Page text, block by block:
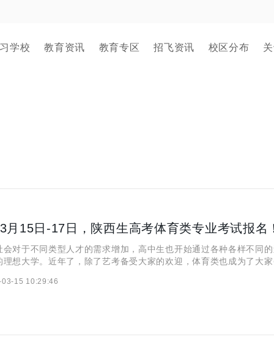
学校 教育资讯 教育专区 招飞资讯 校区分布
月15日-17日，陕西生高考体育类专业考试报名！
于不同类型人才的需求增加，高中生也开始通过各种各样不同的
理想大学。近年了，除了艺考备受大家的欢迎，体育类也成为了大家
9时至17日17时，考试项目包括100米跑、立定
15 10:29:46